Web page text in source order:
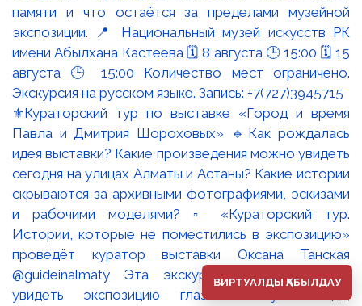
⚜️Кураторский тур по выставке «Город и время
Павла и Дмитрия Шороховых» 🔹Как рождалась
идея выставки? Какие произведения можно увидеть
сегодня на улицах Алматы и Астаны? Какие истории
скрываются за архивными фотографиями, эскизами
и рабочими моделями? ▫️ «Кураторский тур.
Истории, которые не поместились в экспозицию»
проведёт куратор выставки Оксана Танская
@guideinalmaty Эта экскурсия - возможность
увидеть экспозицию глазами искусствоведа,
ВИРТУАЛДЫ ҚАБЫЛДАУ